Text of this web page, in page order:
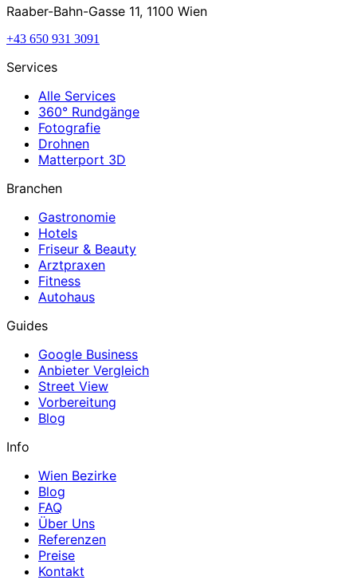
Raaber-Bahn-Gasse 11, 1100 Wien
+43 650 931 3091
Services
Alle Services
360° Rundgänge
Fotografie
Drohnen
Matterport 3D
Branchen
Gastronomie
Hotels
Friseur & Beauty
Arztpraxen
Fitness
Autohaus
Guides
Google Business
Anbieter Vergleich
Street View
Vorbereitung
Blog
Info
Wien Bezirke
Blog
FAQ
Über Uns
Referenzen
Preise
Kontakt